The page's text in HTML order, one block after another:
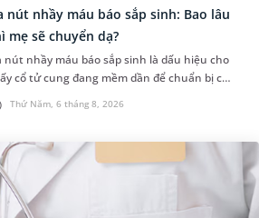
Thứ Năm, 6 tháng 8, 2026
nút nhầy máu báo sắp sinh: Bao lâu
mẹ sẽ chuyển dạ?
nút nhầy máu báo sắp sinh là dấu hiệu cho
cổ tử cung đang mềm dần để chuẩn bị cho
trình sinh nở. Thế nhưng, khoảng thời
từ lúc xuất hiện nút...